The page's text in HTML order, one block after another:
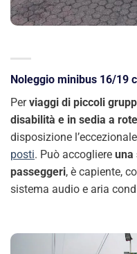
Noleggio minibus 16/19
Perviaggi di piccoli
disabilità e in sedia a
disposizione
posti. Può accogliere una
passeggeri, è capiente,
sistema audio e aria